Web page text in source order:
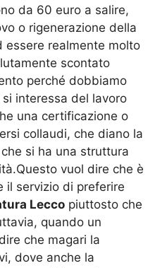
da 60 euro a salire,
o rigenerazione della
essere realmente molto
scontato
perché dobbiamo
interessa del lavoro
una certificazione o
collaudi, che diano la
si ha una struttura
vuol dire che è
il servizio di preferire
Lecco piuttosto che
quando un
che magari la
dove anche la